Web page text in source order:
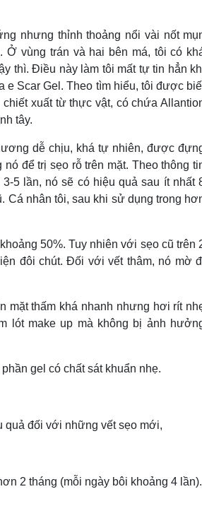
nhưng thỉnh thoảng nổi vài nốt
Ở vùng trán và hai bên má, tôi có
thì. Điều này làm tôi mất tự tin hẳn
e Scar Gel. Theo tìm hiểu, tôi được
xuất từ thực vật, có chứa
tây.
dễ chịu, khá tự nhiên, được
để trị sẹo rỗ trên mặt. Theo thông
5 lần, nó sẽ có hiệu quả sau ít nhất
Cá nhân tôi, sau khi sử dụng trong
50%. Tuy nhiên với sẹo cũ trên
đôi chút. Đối với vết thâm, nó mờ
mặt thấm khá nhanh nhưng hơi rít
lót make up mà không bị ảnh
gel có chất sát khuẩn nhẹ.
quả đối với những vết sẹo mới,
2 tháng (mỗi ngày bôi khoảng 4 lần).